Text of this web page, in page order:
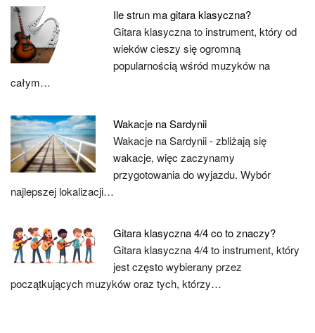
Ile strun ma gitara klasyczna?
Gitara klasyczna to instrument, który od
wieków cieszy się ogromną
popularnością wśród muzyków na
całym…
Wakacje na Sardynii
Wakacje na Sardynii - zbliżają się
wakacje, więc zaczynamy
przygotowania do wyjazdu. Wybór
najlepszej lokalizacji…
Gitara klasyczna 4/4 co to znaczy?
Gitara klasyczna 4/4 to instrument, który
jest często wybierany przez
początkujących muzyków oraz tych, którzy…